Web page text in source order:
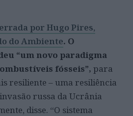
por Hugo Pires,
do Ambiente. O
“um novo paradigma
fósseis”, para
resiliente – uma resiliência
russa da Ucrânia
disse. “O sistema